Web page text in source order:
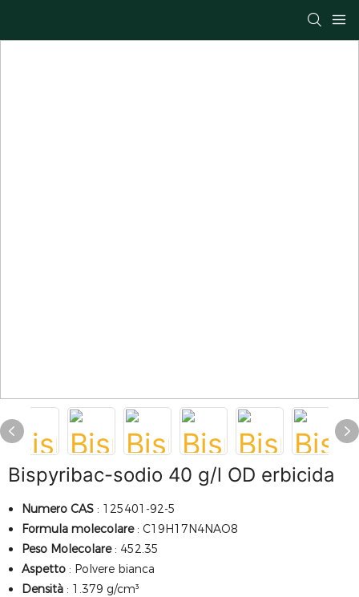
Bispyribac-sodio 40 g/l OD erbicida
Numero CAS : 125401-92-5
Formula molecolare : C19H17N4NAO8
Peso Molecolare : 452.35
Aspetto : Polvere bianca
Densità : 1.379 g/cm³